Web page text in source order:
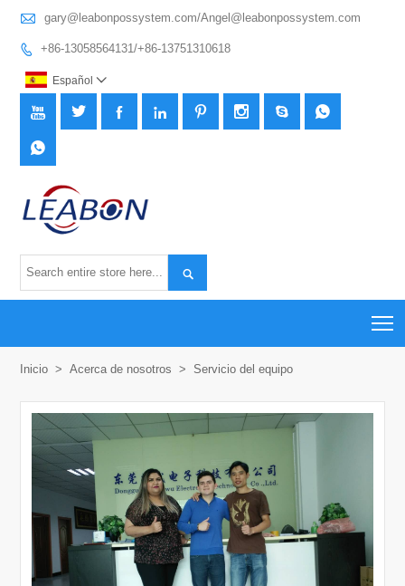
 gary@leabonpossystem.com/Angel@leabonpossystem.com
 +86-13058564131/+86-13751310618
Español 
       


Inicio > Acerca de nosotros > Servicio del equipo